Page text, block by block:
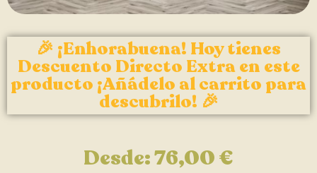
🎉 ¡Enhorabuena! Hoy tienes
Descuento Directo Extra en este
producto ¡Añádelo al carrito para
descubrilo! 🎉
Desde:76,00€